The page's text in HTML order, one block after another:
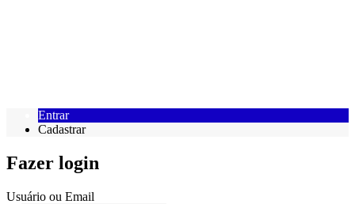
Entrar
Cadastrar
Fazer login
Usuário ou Email